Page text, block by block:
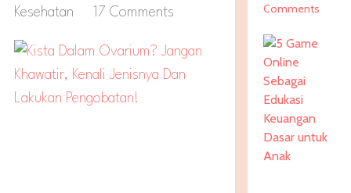
Kesehatan
17 Comments
Comments